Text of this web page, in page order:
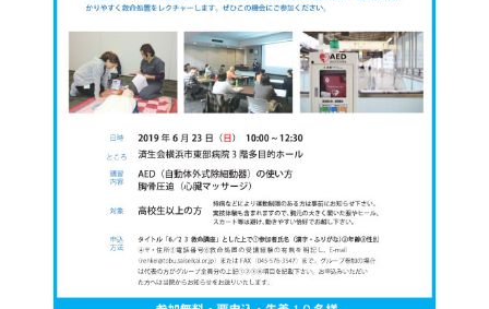
倫理に関する事
情報公開
厚生労働大臣が定める掲示事項
数字で見る東部病院のいま
臨床研究に関する情報公開について（オプトアウト）
再診の方へ
セカンドオピニオンのご案内
外来のお会計について
入院・面会について
入院が決まったら
入院中の過ごし方
入院のお会計について
医療連携センターについて
患者さんのご紹介方法
医療連携センター長ごあいさつ
医療連携センターのご案内
医療機関様からのよくあるご質問
連携登録医制度
お知らせ
イベント
採用情報
病院ボランティア募集
ご寄付のお願い